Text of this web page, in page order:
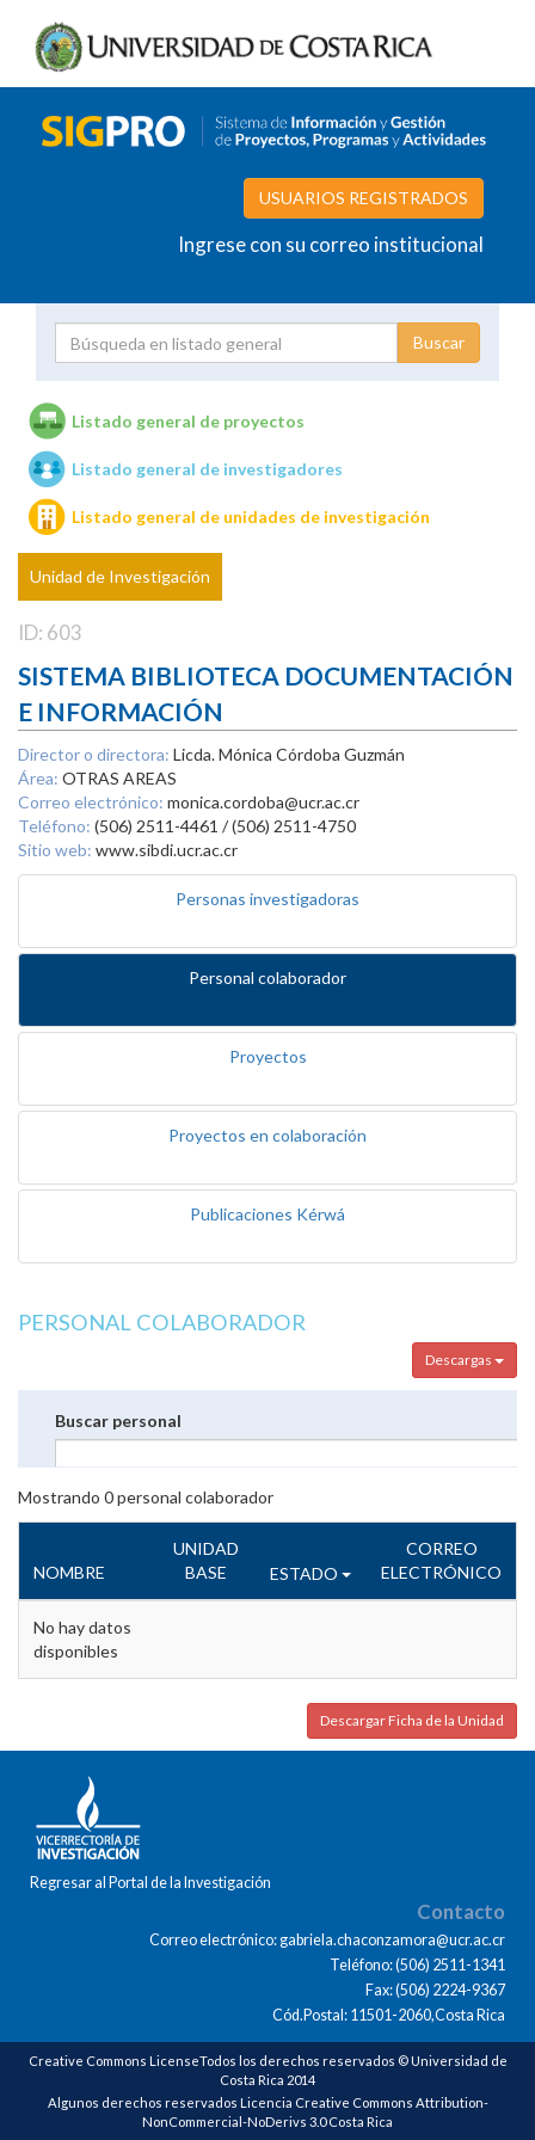
USUARIOS REGISTRADOS
Ingrese con su correo institucional
Unidades de investigación
Listado general de proyectos
Listado general de investigadores
Listado general de unidades de investigación
Unidad de Investigación
ID: 603
SISTEMA BIBLIOTECA DOCUMENTACIÓN
E INFORMACIÓN
Director o directora: Licda. Mónica Córdoba Guzmán
Área: OTRAS AREAS
Correo electrónico: monica.cordoba@ucr.ac.cr
Teléfono: (506) 2511-4461 / (506) 2511-4750
Sitio web: www.sibdi.ucr.ac.cr
Personas investigadoras
Personal colaborador
Proyectos
Proyectos en colaboración
Publicaciones Kérwá
PERSONAL COLABORADOR
Descargas
Buscar personal
Mostrando 0personal colaborador
NOMBRE
UNIDAD
BASE
ESTADO
CORREO
ELECTRÓNICO
No hay datos
disponibles
Descargar Ficha de la Unidad
Regresar al Portal de la Investigación
Contacto
Correo electrónico: gabriela.chaconzamora@ucr.ac.cr
Teléfono: (506) 2511-1341
Fax: (506) 2224-9367
Cód.Postal: 11501-2060,Costa Rica
Creative Commons LicenseTodos los derechos reservados © Universidad de
Costa Rica 2014
Algunos derechos reservados Licencia Creative Commons Attribution-
NonCommercial-NoDerivs 3.0 Costa Rica